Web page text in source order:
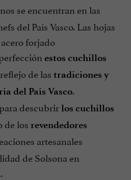
se encuentran en las
del País Vasco. Las hojas
forjado
estos cuchillos
de las tradiciones y
del País Vasco.
descubrirlos cuchillos
de los revendedores
artesanales
de Solsona en